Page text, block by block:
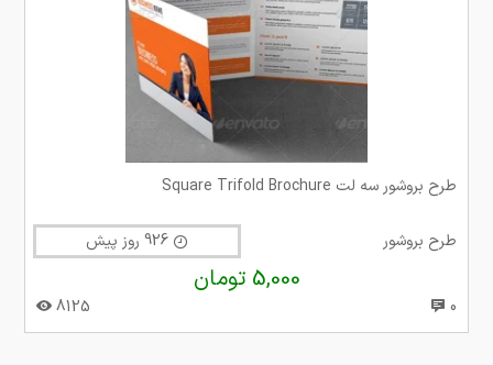
طرح بروشور سه لت Square Trifold Brochure
طرح بروشور
5,000 تومان
0
8125